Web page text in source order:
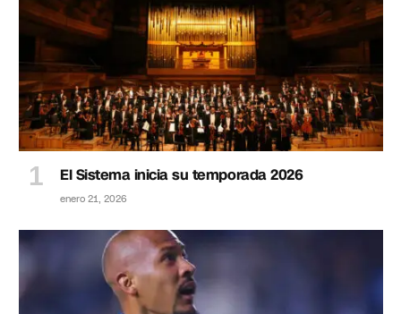
El Sistema inicia su temporada 2026
enero 21, 2026